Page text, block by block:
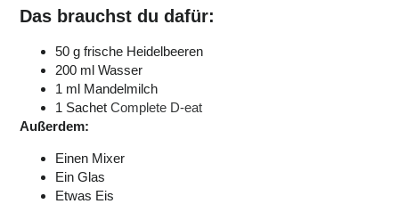
Das brauchst du dafür:
50 g frische Heidelbeeren
200 ml Wasser
1 ml Mandelmilch
1 SachetComplete D-eat
Außerdem:
Einen Mixer
Ein Glas
Etwas Eis